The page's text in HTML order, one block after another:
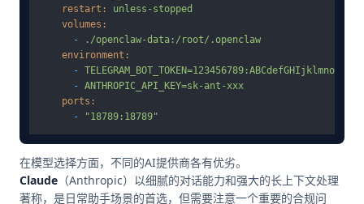
restart:
unless-stopped
volumes:
-
./openclaw-data:/root/.openclaw
environment:
-
- ANTHROPIC_API_KEY=sk-ant-xxx
ports:
-
"18789:18789"
在模型选择方面，不同的AI提供商各有优劣。
Claude （Anthropic）以细腻的对话能力和强大的长上下文处理
著称，是日常助手场景的首选，但需要注意一个重要的合规问